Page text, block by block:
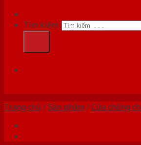
Tìm kiếm:
Trang chủ /Sản phẩm /Cửa chống